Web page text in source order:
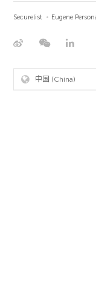
Securelist Eugene
中国 (China)